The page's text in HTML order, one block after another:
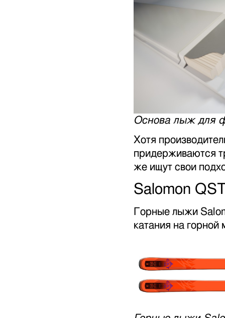
Основа лыж для
Хотя
придерживаются
же ищут свои
Salomon
Горные лыжи
катания на горной